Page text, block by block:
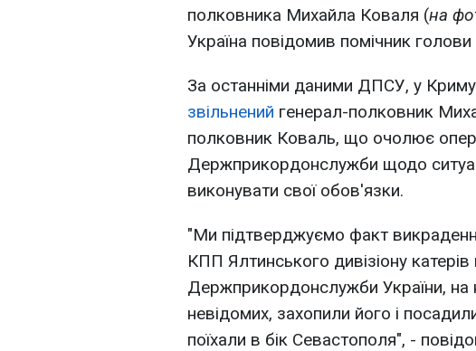
полковника Михайла Коваля (на
Україна повідомив помічник
За останніми даними ДПСУ, у Криму
звільнений генерал-полковник
полковник Коваль, що очолює
Держприкордонслужби щодо
виконувати свої обов'язки.
"Ми підтверджуємо факт
КПП Ялтинського дивізіону
Держприкордонслужби України, на
невідомих, захопили його і
поїхали в бік Севастополя", -